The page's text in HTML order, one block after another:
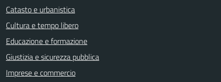
Catasto e urbanistica
Cultura e tempo libero
Educazione e formazione
Giustizia e sicurezza pubblica
Imprese e commercio